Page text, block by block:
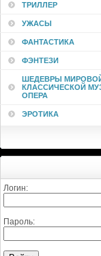
ТРИЛЛЕР
УЖАСЫ
ФАНТАСТИКА
ФЭНТЕЗИ
ШЕДЕВРЫ
КЛАССИЧЕСКОЙ
ОПЕРА
ЭРОТИКА
Логин:
Пароль: